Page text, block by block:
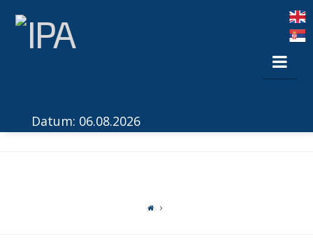
Datum: 06.08.2026